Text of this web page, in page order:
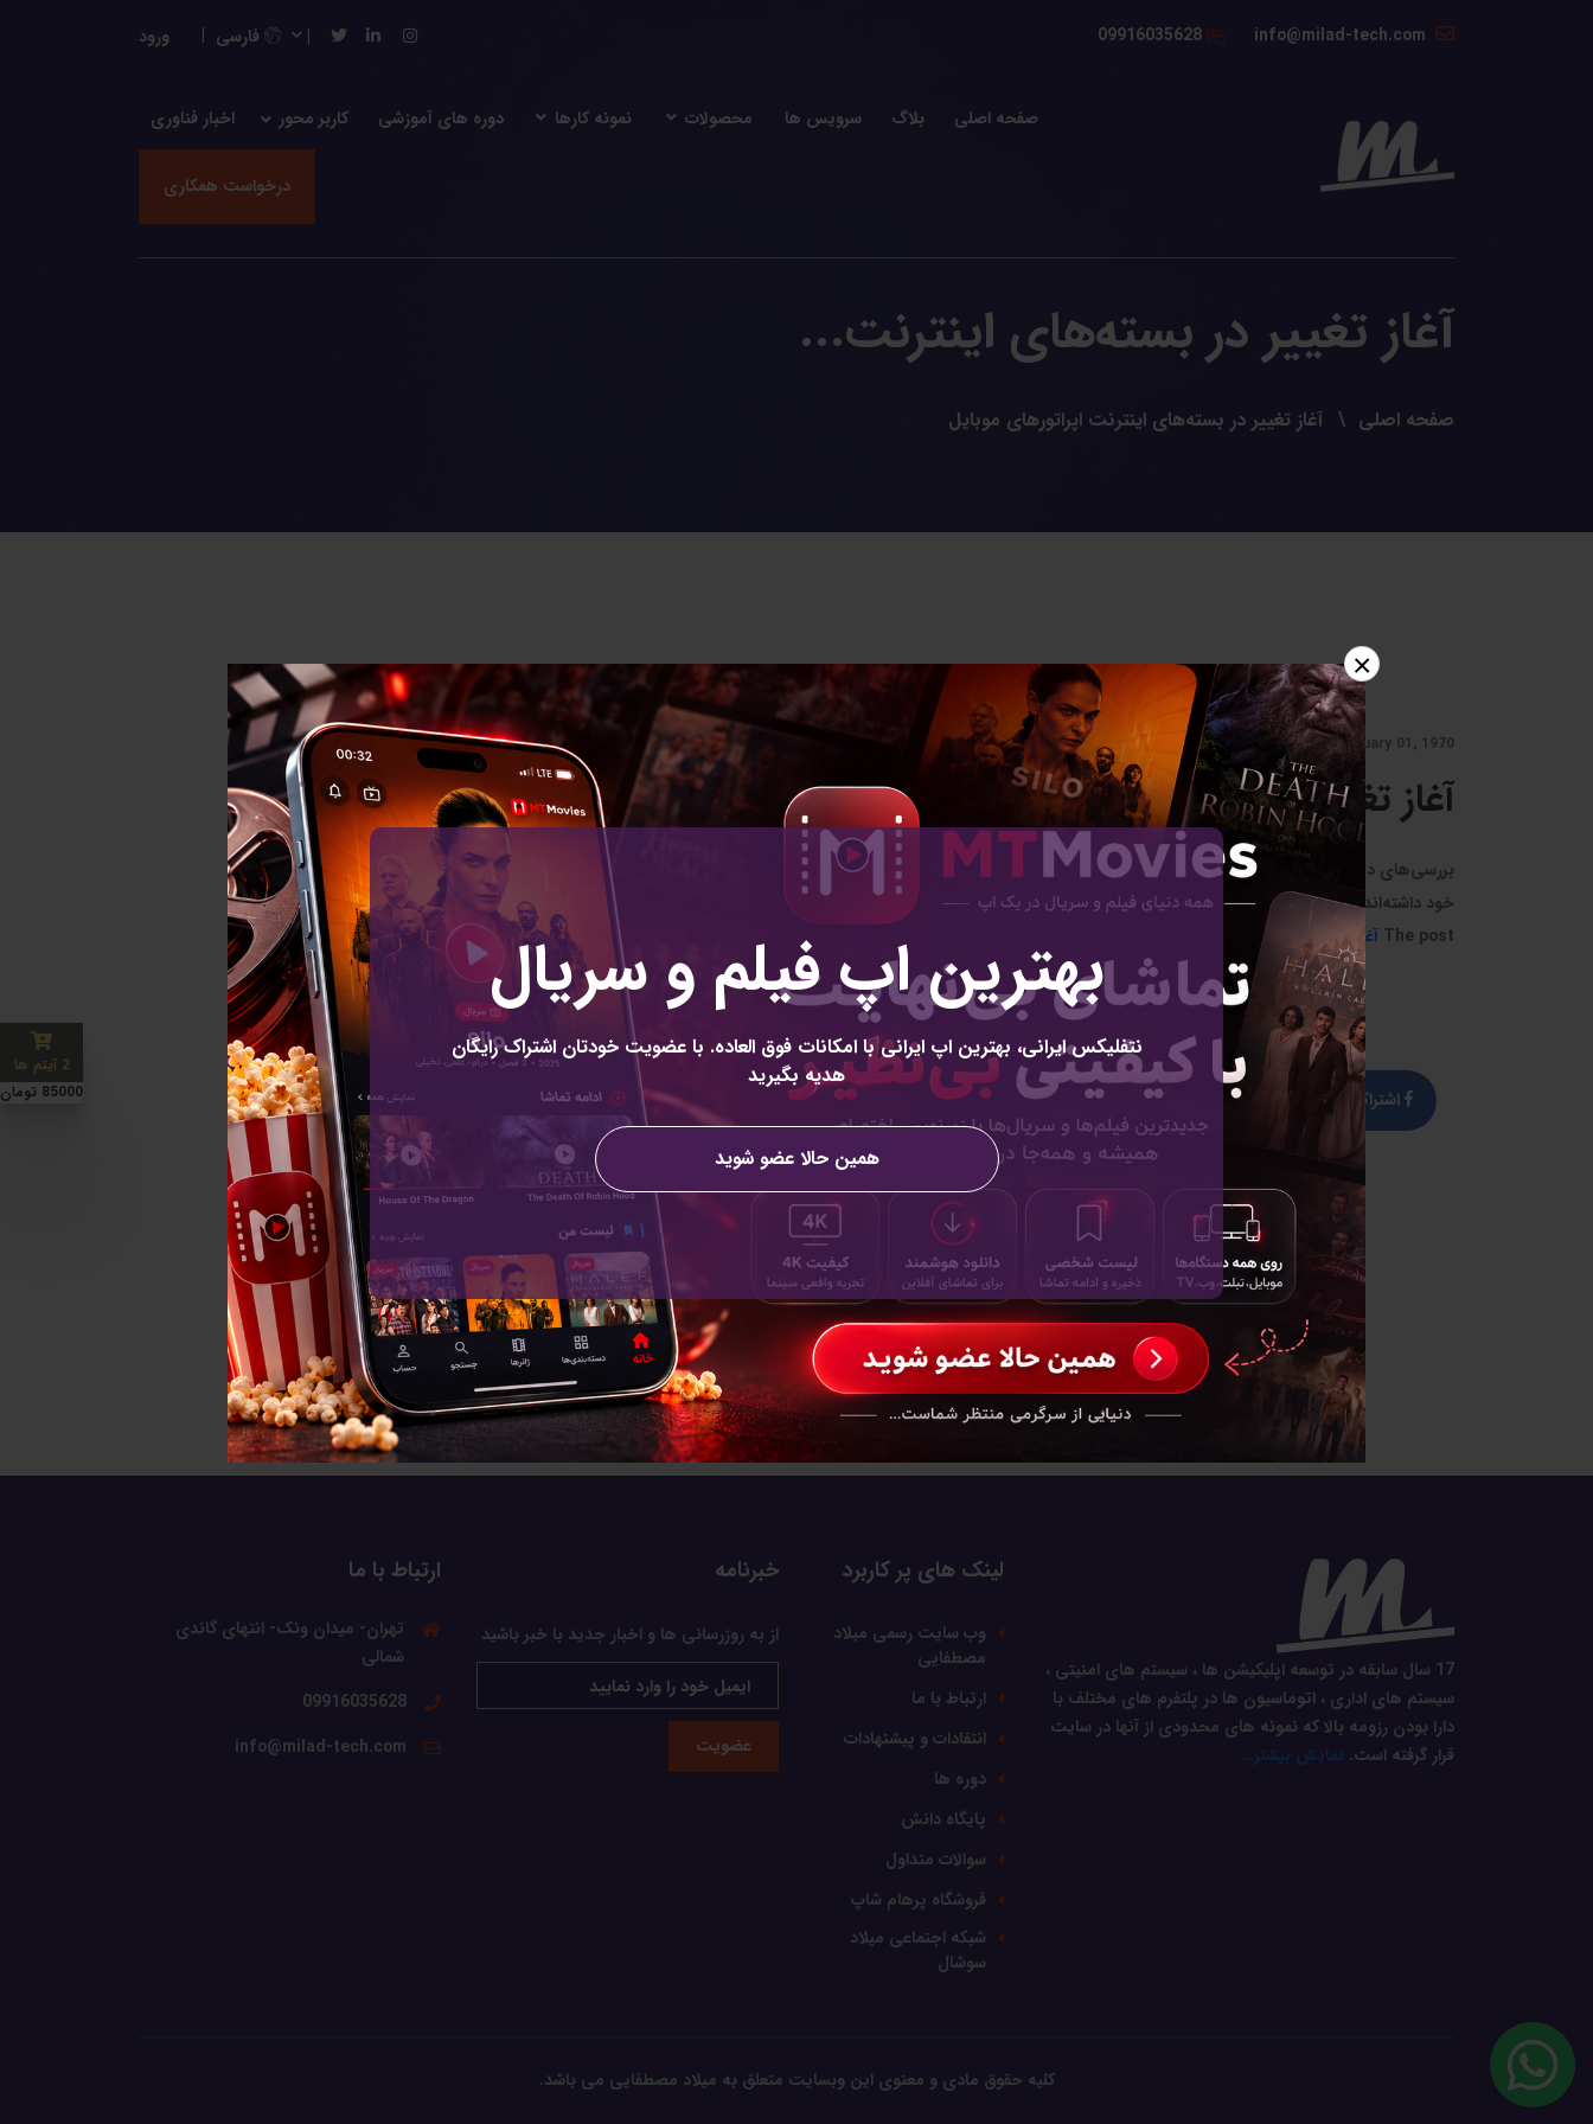
بهترین اپ فیلم و سریال
نتفلیکس ایرانی، بهترین اپ ایرانی با امکانات فوق العاده. با عضویت خودتان اشتراک رایگان
هدیه بگیرید
همین حالا عضو شوید
×
09916035628 فارسی ورود
صفحه اصلی بلاگ سرویس ها محصولات نمونه کارها دوره های آموزشی کاربر محور اخبار فناوری
درخواست همکاری
آغاز تغییر در بسته‌های اینترنت...
صفحه اصلی آغاز تغییر در بسته‌های اینترنت اپراتورهای موبایل
January 01, 1970 - توسط دیجیاتو
آغاز تغییر در بسته‌های اینترنت اپراتورهای موبایل
بررسی‌های دیجیاتو نشان می‌دهد دو اپراتور همراه اول و ایرانسل تغییرهایی در نحوه ارائه بسته‌های اینترنت
خود داشته‌اند. برای مثال ...
The post آغاز تغییر در بسته‌های اینترنت اپراتورهای موبایل
بیشتر بخوانید
اشتراک گذاری توییت لینکدین
دسته بندی ها
تکنا
دیجیاتو
زومیت
عضویت
عضویت برای خبرنامه
17 سال سابقه در توسعه اپلیکیشن ها ، سیستم های امنیتی ،
سیستم های اداری ، اتوماسیون ها در پلتفرم های مختلف با
دارا بودن رزومه بالا که نمونه های محدودی از آنها در سایت
قرار گرفته است. نمایش بیشتر...
لینک های پر کاربرد
وب سایت رسمی میلاد
مصطفایی
ارتباط با ما
انتقادات و پیشنهادات
دوره ها
پایگاه دانش
سوالات متداول
فروشگاه پرهام شاپ
شبکه اجتماعی میلاد
سوشال
خبرنامه
از به روزرسانی ها و اخبار جدید با خبر باشید
عضویت
ارتباط با ما
تهران- میدان ونک- انتهای گاندی
شمالی
09916035628
info@milad-tech.com
کلیه حقوق مادی و معنوی این وبسایت متعلق به میلاد مصطفایی می باشد.
2 آیتم ها
85000 تومان